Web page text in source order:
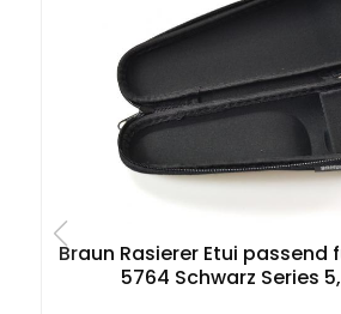
Braun Rasierer Etui passend
5764 Schwarz Series